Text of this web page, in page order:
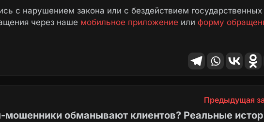
с нарушением закона или с бездействием государственных
через наше мобильное приложение или форму
Предыдущая
мошенники обманывают клиентов? Реальные